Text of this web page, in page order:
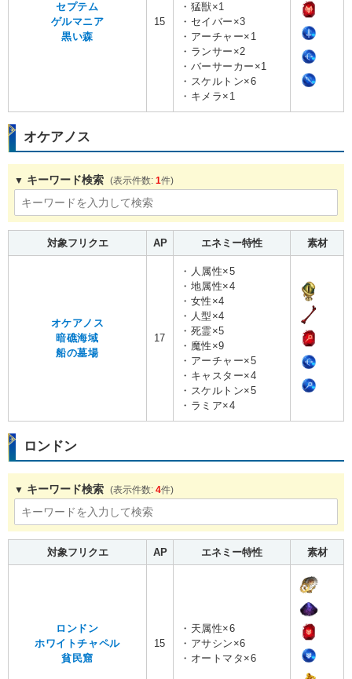
セプテム
ゲルマニア
黒い森
15
・猛獣×1
・セイバー×3
・アーチャー×1
・ランサー×2
・バーサーカー×1
・スケルトン×6
・キメラ×1
オケアノス
キーワード検索 1
対象フリクエ AP エネミー特性 素材
オケアノス
暗礁海域
船の墓場
17
・人属性×5
・地属性×4
・女性×4
・人型×4
・死霊×5
・魔性×9
・アーチャー×5
・キャスター×4
・スケルトン×5
・ラミア×4
ロンドン
キーワード検索 4
対象フリクエ AP エネミー特性 素材
ロンドン
ホワイトチャペル
貧民窟
15
・天属性×6
・アサシン×6
・オートマタ×6